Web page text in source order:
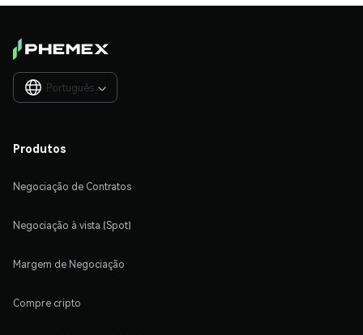
Português 
Produtos
Negociação de Contratos
Negociação à vista (Spot)
Margem de Negociação
Compre cripto